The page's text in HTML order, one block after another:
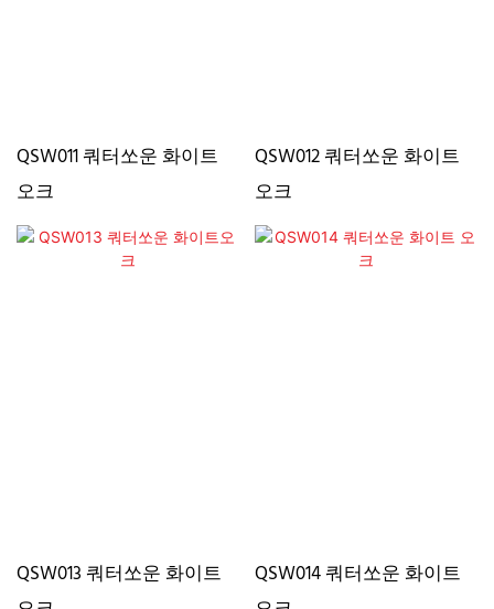
QSW011 쿼터쏘운 화이트
오크
QSW012 쿼터쏘운 화이트
오크
QSW013 쿼터쏘운 화이트
QSW014 쿼터쏘운 화이트